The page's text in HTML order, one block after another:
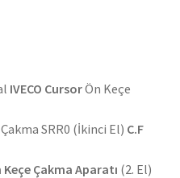
IVECO CursorÖn Keçe
SRR0 (İkinci El) C.F
Keçe Çakma Aparatı (2. El)